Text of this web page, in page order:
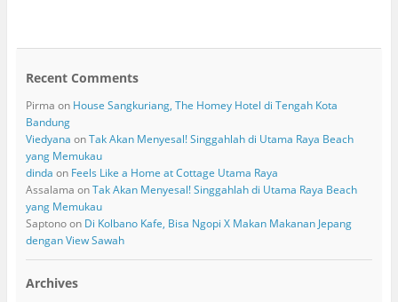
Recent Comments
Pirma on House Sangkuriang, The Homey Hotel di Tengah Kota
Bandung
Viedyana onTak Akan Menyesal! Singgahlah di Utama Raya Beach
yang Memukau
dinda on Feels Like a Home at Cottage Utama Raya
Assalama onTak Akan Menyesal! Singgahlah di Utama Raya Beach
yang Memukau
Saptonoon Di Kolbano Kafe, Bisa Ngopi X Makan Makanan Jepang
dengan View Sawah
Archives